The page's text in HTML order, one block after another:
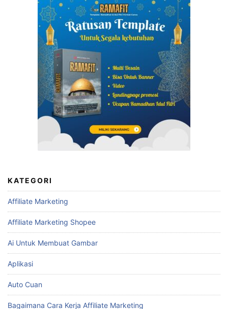
KATEGORI
Affiliate Marketing
Affiliate Marketing Shopee
Ai Untuk Membuat Gambar
Aplikasi
Auto Cuan
Bagaimana Cara Kerja Affiliate Marketing